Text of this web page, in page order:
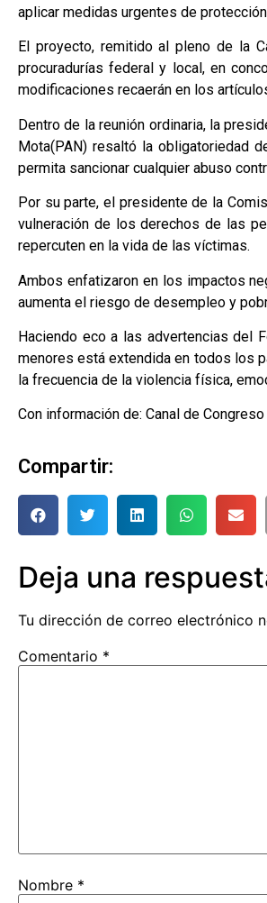
aplicar medidas urgentes de
El proyecto, remitido al pleno de la
procuradurías federal y local, en
modificaciones recaerán en los
Dentro de la reunión ordinaria, la
Mota(PAN) resaltó la obligatoriedad
permita sancionar cualquier abuso
Por su parte, el presidente de la
vulneración de los derechos de las
repercuten en la vida de las víctimas.
Ambos enfatizaron en los impactos
aumenta el riesgo de desempleo y
Haciendo eco a las advertencias del
menores está extendida en todos los
la frecuencia de la violencia física,
Con información de: Canal de Congreso
Compartir:
Deja una
Tu dirección de correo electrónico
Comentario *
Nombre *